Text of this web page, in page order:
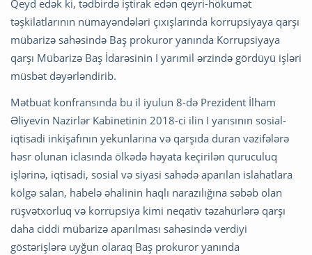
Qeyd edək ki, tədbirdə iştirak edən qeyri-hökumət
təşkilatlarının nümayəndələri çıxışlarında korrupsiyaya qarşı
mübarizə sahəsində Baş prokuror yanında Korrupsiyaya
qarşı Mübarizə Baş İdarəsinin I yarımil ərzində gördüyü işləri
müsbət dəyərləndirib.
Mətbuat konfransında bu il iyulun 8-də Prezident İlham
Əliyevin Nazirlər Kabinetinin 2018-ci ilin I yarısının sosial-
iqtisadi inkişafının yekunlarına və qarşıda duran vəzifələrə
həsr olunan iclasında ölkədə həyata keçirilən quruculuq
işlərinə, iqtisadi, sosial və siyasi sahədə aparılan islahatlara
kölgə salan, habelə əhalinin haqlı narazılığına səbəb olan
rüşvətxorluq və korrupsiya kimi neqativ təzahürlərə qarşı
daha ciddi mübarizə aparılması sahəsində verdiyi
göstərişlərə uyğun olaraq Baş prokuror yanında